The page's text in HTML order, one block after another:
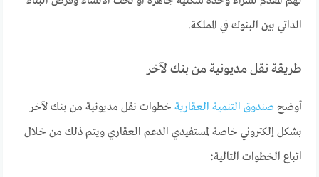
الذاتي بين البنوك في المملكة.
طريقة نقل مديونية من بنك لآخر
أوضح صندوق التنمية العقارية خطوات نقل مديونية من بنك لآخر
بشكل إلكتروني خاصة لمستفيدي الدعم العقاري ويتم ذلك من خلال
اتباع الخطوات التالية: